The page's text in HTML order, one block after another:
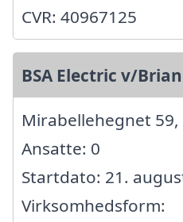
CVR: 40967125
BSA Electric v/
Mirabellehegnet 59,
Ansatte: 0
Startdato: 21.
Virksomhedsform: